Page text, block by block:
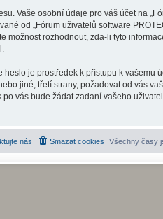
Vaše osobní údaje pro váš účet na
od „Fórum uživatelů software
možnost rozhodnout, zda-li tyto
je prostředek k přístupu k vašemu
jiné, třetí strany, požadovat od vás
vás bude žádat zadaní vašeho
Všechny časy
Smazat cookies
nás